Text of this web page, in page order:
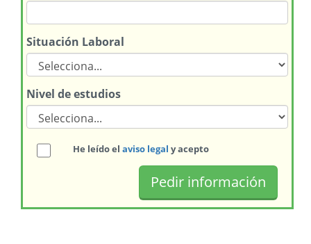
Situación Laboral
Nivel de estudios
He leído el aviso legal y acepto